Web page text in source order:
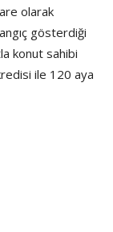
olarak
gösterdiği
konut sahibi
ile 120 aya